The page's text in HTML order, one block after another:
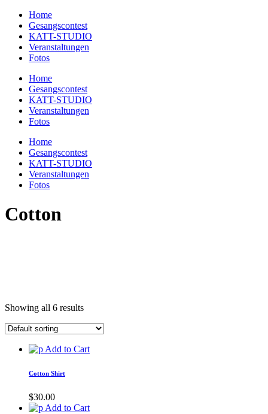
Home
Gesangscontest
KATT-STUDIO
Veranstaltungen
Fotos
Home
Gesangscontest
KATT-STUDIO
Veranstaltungen
Fotos
Home
Gesangscontest
KATT-STUDIO
Veranstaltungen
Fotos
Cotton
Showing all 6 results
Add to Cart
Cotton Shirt
$30.00
Add to Cart